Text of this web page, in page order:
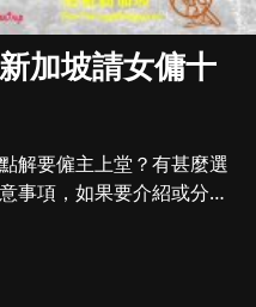
加坡請女傭十
解要僱主上堂？有甚麼選
事項，如果要介紹或分